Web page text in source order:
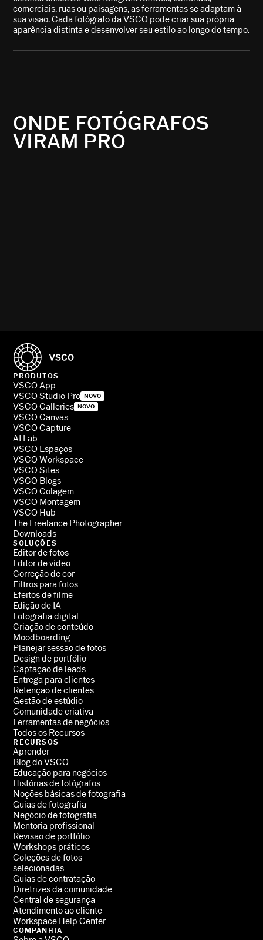
comerciais, ruas ou paisagens, as ferramentas se adaptam à
sua visão. Cada fotógrafo da VSCO pode criar sua própria
aparência distinta e desenvolver seu estilo ao longo do tempo.
ONDE FOTÓGRAFOS
VIRAM PRO
PRODUTOS
VSCO App
VSCO Studio Pro NOVO
VSCO Galleries NOVO
VSCO Canvas
VSCO Capture
AI Lab
VSCO Espaços
VSCO Workspace
VSCO Sites
VSCO Blogs
VSCO Colagem
VSCO Montagem
VSCO Hub
The Freelance Photographer
Downloads
SOLUÇÕES
Editor de fotos
Editor de vídeo
Correção de cor
Filtros para fotos
Efeitos de filme
Edição de IA
Fotografia digital
Criação de conteúdo
Moodboarding
Planejar sessão de fotos
Design de portfólio
Captação de leads
Entrega para clientes
Retenção de clientes
Gestão de estúdio
Comunidade criativa
Ferramentas de negócios
Todos os Recursos
RECURSOS
Aprender
Blog do VSCO
Educação para negócios
Histórias de fotógrafos
Noções básicas de fotografia
Guias de fotografia
Negócio de fotografia
Mentoria profissional
Revisão de portfólio
Workshops práticos
Coleções de fotos
selecionadas
Guias de contratação
Diretrizes da comunidade
Central de segurança
Atendimento ao cliente
Workspace Help Center
COMPANHIA